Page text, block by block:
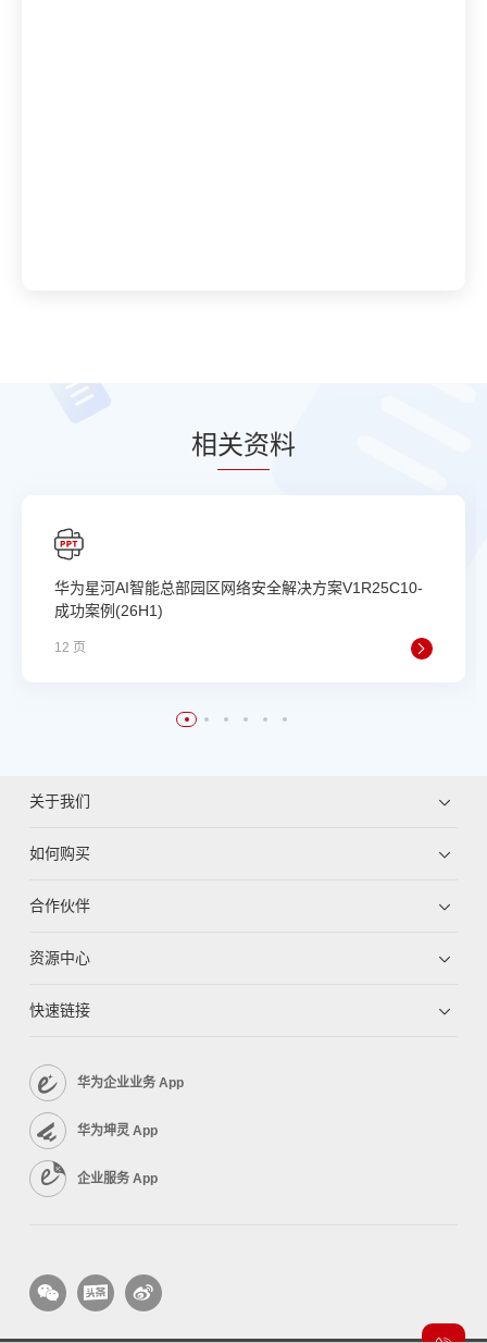
相关资料
华为星河AI智能总部园区网络安全解决方案V1R25C10-
成功案例(26H1)
12 页
关于我们
如何购买
合作伙伴
资源中心
快速链接
华为企业业务 App
华为坤灵 App
企业服务 App